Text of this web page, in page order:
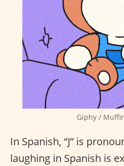
Giphy /
In Spanish, “J” is
laughing in Spanish is